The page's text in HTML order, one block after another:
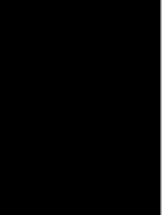
Shouting Men fué producida